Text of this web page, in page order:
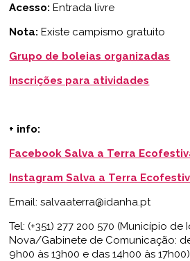
Acesso:Entrada livre
Nota: Existe campismo gratuito
Grupo de boleias organizadas
Inscrições para atividades
+ info:
Facebook Salva a Terra
Instagram Salva a Terra
Email: salvaaterra@idanha.pt
Tel: (+351) 277 200 570 (Município de
Nova/Gabinete de Comunicação:
9h00 às 13h00 e das 14h00 às 17h00)